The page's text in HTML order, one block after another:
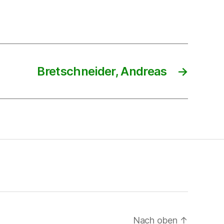
→
Bretschneider, Andreas
Nach oben ↑